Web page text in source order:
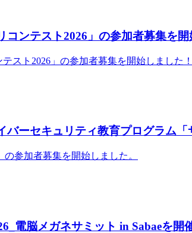
コンテスト2026」の参加者募集を開
スト2026」の参加者募集を開始しました！
バーセキュリティ教育プログラム
参加者募集を開始しました。
電脳メガネサミット in Sabaeを開